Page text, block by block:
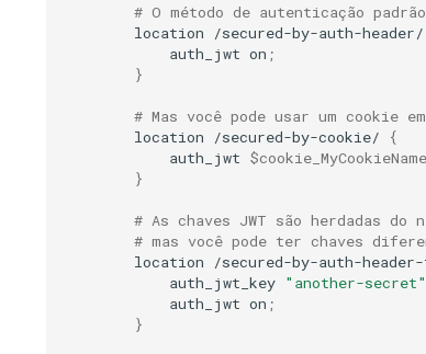
# O método de autenticação
location
/secured-by-auth-header/
auth_jwt on ;
}
# Mas você pode usar um cookie
location
/secured-by-cookie/
{
auth_jwt $cookie_MyCookieName
}
# As chaves JWT são herdadas
# mas você pode ter chaves
location
/secured-by-auth-
auth_jwt_key "another-secret"
auth_jwt on ;
}